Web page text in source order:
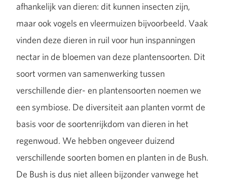
afhankelijk van dieren: dit kunnen insecten zijn,
maar ook vogels en vleermuizen bijvoorbeeld. Vaak
vinden deze dieren in ruil voor hun inspanningen
nectar in de bloemen van deze plantensoorten. Dit
soort vormen van samenwerking tussen
verschillende dier- en plantensoorten noemen we
een symbiose. De diversiteit aan planten vormt de
basis voor de soortenrijkdom van dieren in het
regenwoud. We hebben ongeveer duizend
verschillende soorten bomen en planten in de Bush.
De Bush is dus niet alleen bijzonder vanwege het